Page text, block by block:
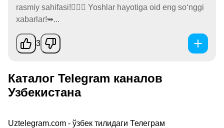
rasmiy sahifasi!🙋🏻‍♂️ Yoshlar hayotiga oid eng so‘nggi
xabarlar!➥...
3
Каталог Telegram каналов
Узбекистана
Uztelegram.com - ўзбек тилидаги Телеграм